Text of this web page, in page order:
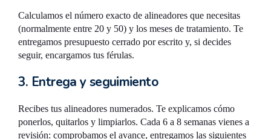
Calculamos el número exacto de alineadores que necesitas
(normalmente entre 20 y 50) y los meses de tratamiento. Te
entregamos presupuesto cerrado por escrito y, si decides
seguir, encargamos tus férulas.
3. Entrega y seguimiento
Recibes tus alineadores numerados. Te explicamos cómo
ponerlos, quitarlos y limpiarlos. Cada 6 a 8 semanas vienes a
revisión: comprobamos el avance, entregamos las siguientes